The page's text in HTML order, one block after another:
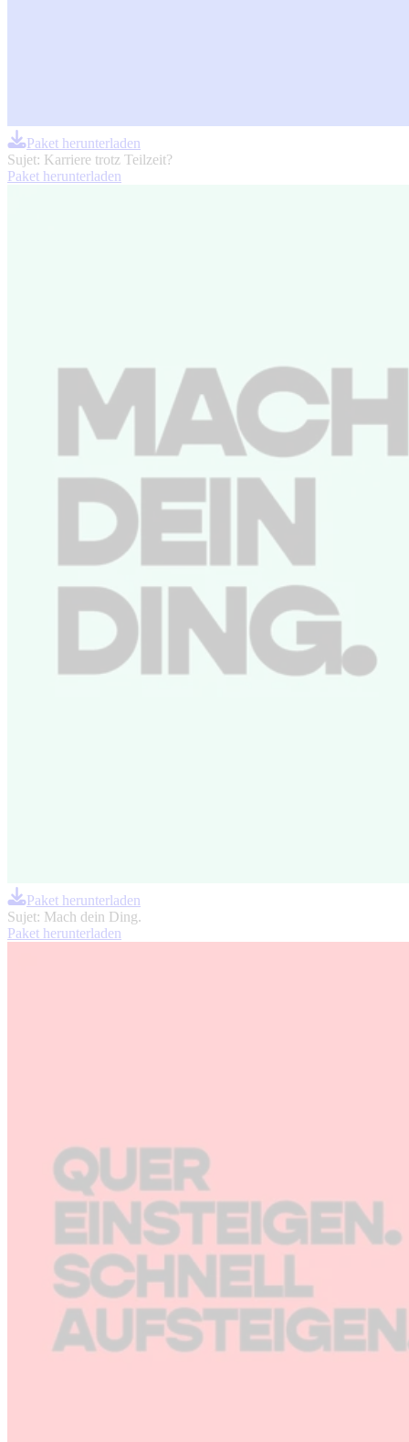
Paket herunterladen
Sujet: Karriere trotz Teilzeit?
Paket herunterladen
Paket herunterladen
Sujet: Mach dein Ding.
Paket herunterladen